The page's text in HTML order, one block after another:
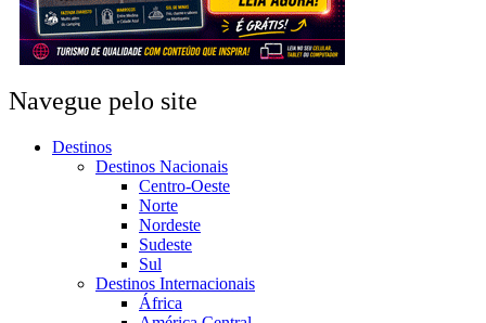
Navegue pelo site
Destinos
Destinos Nacionais
Centro-Oeste
Norte
Nordeste
Sudeste
Sul
Destinos Internacionais
África